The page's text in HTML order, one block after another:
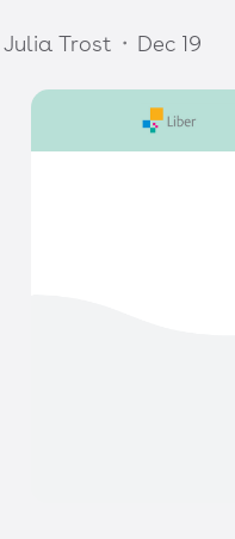
Julia Trost ・ Dec 19